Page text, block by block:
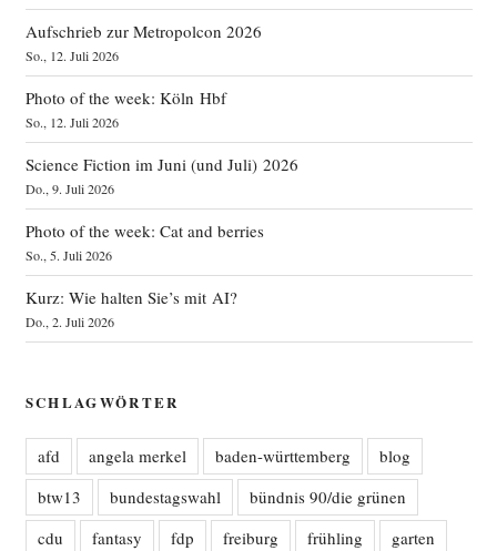
Aufschrieb zur Metropolcon 2026
So., 12. Juli 2026
Photo of the week: Köln Hbf
So., 12. Juli 2026
Science Fiction im Juni (und Juli) 2026
Do., 9. Juli 2026
Photo of the week: Cat and berries
So., 5. Juli 2026
Kurz: Wie halten Sie’s mit AI?
Do., 2. Juli 2026
SCHLAGWÖRTER
afd angela merkel baden-württemberg
blog
btw13
bundestagswahl
bündnis 90/die grünen
cdu
fantasy fdp freiburg frühling garten